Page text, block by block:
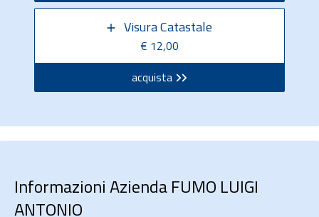
Visura Catastale
€ 12,00
acquista
Informazioni Azienda FUMO LUIGI
ANTONIO